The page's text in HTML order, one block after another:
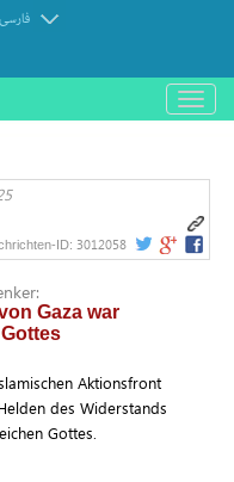
فارسی
باز
و
کردن
ID: 3012058
Gaza war
Aktionsfront
des Widerstands
Gottes.